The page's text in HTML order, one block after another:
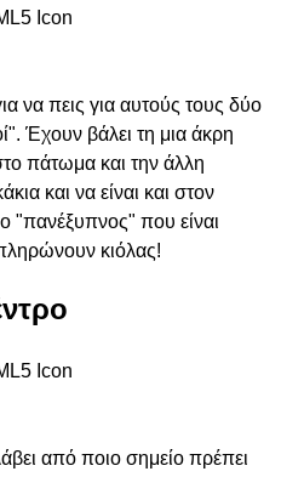
να πεις για αυτούς τους δύο
Έχουν βάλει τη μια άκρη
πάτωμα και την άλλη
και να είναι και στον
"πανέξυπνος" που είναι
κιόλας!
από ποιο σημείο πρέπει